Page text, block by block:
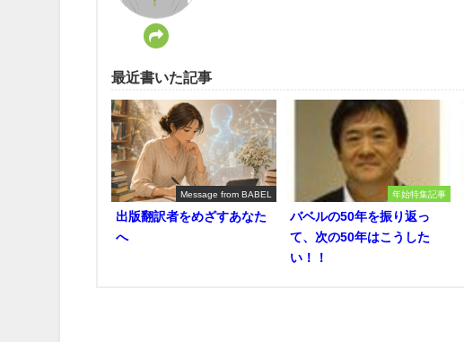
最近書いた記事
Message from BABEL
出版翻訳者をめざすあなた
へ
年始特集記事
バベルの50年を振り返っ
て、次の50年はこうした
い！！